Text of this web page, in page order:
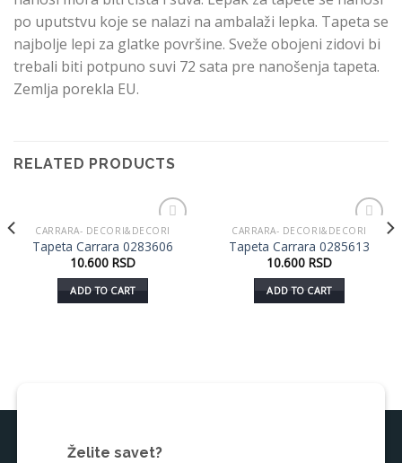
po uputstvu koje se nalazi na ambalaži lepka. Tapeta se
najbolje lepi za glatke površine. Sveže obojeni zidovi bi
trebali biti potpuno suvi 72 sata pre nanošenja tapeta.
Zemlja porekla EU.
RELATED PRODUCTS
Dodaj
u listu
CARRARA- DECORI&DECORI
Tapeta Carrara 0283606
10.600 RSD
ADD TO CART
Dodaj
u listu
CARRARA- DECORI&DECORI
Tapeta Carrara 0285613
10.600 RSD
ADD TO CART
Želite savet?